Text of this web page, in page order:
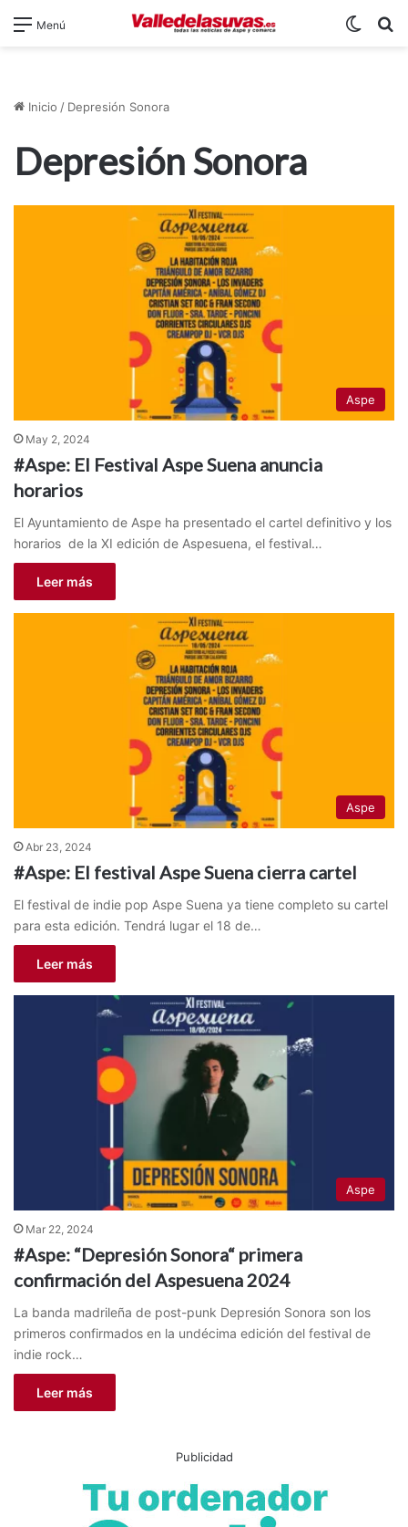
Menú
Inicio / Depresión Sonora
Depresión Sonora
Aspe
May 2, 2024
#Aspe: El Festival Aspe Suena anuncia
horarios
El Ayuntamiento de Aspe ha presentado el cartel definitivo y los
horarios de la XI edición de Aspesuena, el festival…
Leer más
Aspe
Abr 23, 2024
#Aspe: El festival Aspe Suena cierra cartel
El festival de indie pop Aspe Suena ya tiene completo su cartel
para esta edición. Tendrá lugar el 18 de…
Leer más
Aspe
Mar 22, 2024
#Aspe: “Depresión Sonora“ primera
confirmación del Aspesuena 2024
La banda madrileña de post-punk Depresión Sonora son los
primeros confirmados en la undécima edición del festival de
indie rock…
Leer más
Publicidad